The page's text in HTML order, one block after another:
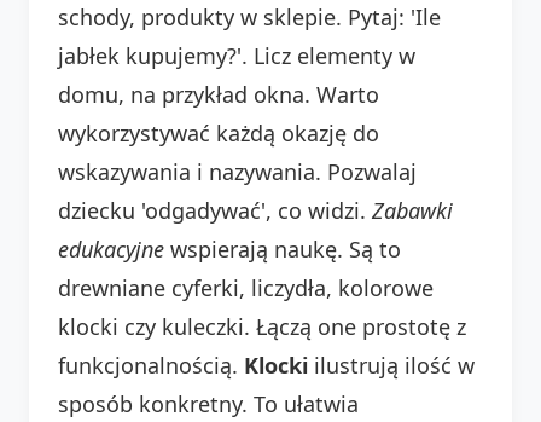
schody, produkty w sklepie. Pytaj: 'Ile
jabłek kupujemy?'. Licz elementy w
domu, na przykład okna. Warto
wykorzystywać każdą okazję do
wskazywania i nazywania. Pozwalaj
dziecku 'odgadywać', co widzi. Zabawki
edukacyjne wspierają naukę. Są to
drewniane cyferki, liczydła, kolorowe
klocki czy kuleczki. Łączą one prostotę z
funkcjonalnością. Klocki ilustrują ilość w
sposób konkretny. To ułatwia